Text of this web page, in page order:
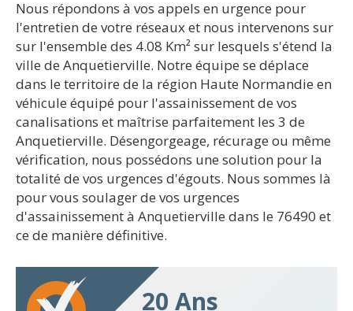
Nous répondons à vos appels en urgence pour
l'entretien de votre réseaux et nous intervenons sur
sur l'ensemble des 4.08 Km² sur lesquels s'étend la
ville de Anquetierville. Notre équipe se déplace
dans le territoire de la région Haute Normandie en
véhicule équipé pour l'assainissement de vos
canalisations et maîtrise parfaitement les 3 de
Anquetierville. Désengorgeage, récurage ou même
vérification, nous possédons une solution pour la
totalité de vos urgences d'égouts. Nous sommes là
pour vous soulager de vos urgences
d'assainissement à Anquetierville dans le 76490 et
ce de manière définitive.
20 Ans